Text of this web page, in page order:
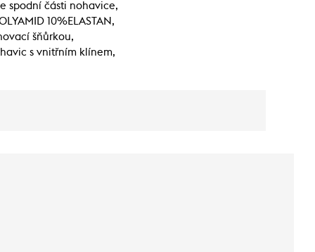
spodní části nohavice,
10%ELASTAN,
šňůrkou,
s vnitřním klínem,